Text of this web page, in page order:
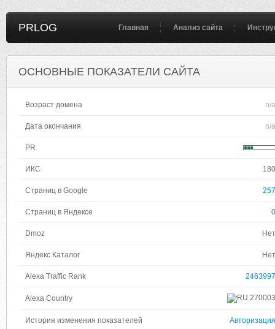
PRLOG Главная Анализ сайта
ОСНОВНЫЕ ПОКАЗАТЕЛИ САЙТА
Возраст домена n/a
Дата окончания n/a
PR
ИКС 180
Страниц в Google 257
Страниц в Яндексе 0
Dmoz Нет
Яндекс Каталог Нет
Alexa Traffic Rank 2463997
Alexa Country 270003
История изменения показателей Авторизация